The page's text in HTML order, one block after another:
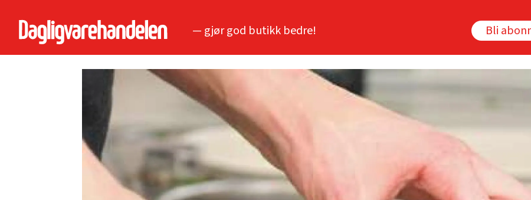
— gjør god butikk bedre! Bli